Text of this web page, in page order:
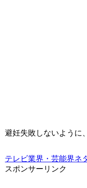
避妊失敗しないように
テレビ業界・芸能界ネ
スポンサーリンク